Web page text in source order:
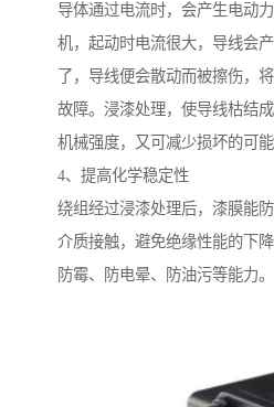
导体通过电流时，会产生电动
机，起动时电流很大，导线会
了，导线便会散动而被擦伤，
故障。浸漆处理，使导线枯结
机械强度，又可减少损坏的可能
4、提高化学稳定性
绕组经过浸漆处理后，漆膜能
介质接触，避免绝缘性能的下
防霉、防电晕、防油污等能力。